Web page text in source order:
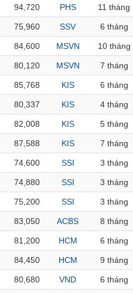
94,720 PHS 11 tháng
75,960 SSV 6 tháng
84,600 MSVN 10 tháng
80,120 MSVN 7 tháng
85,768 KIS 6 tháng
80,337 KIS 4 tháng
82,008 KIS 5 tháng
87,588 KIS 7 tháng
74,600 SSI 3 tháng
74,880 SSI 3 tháng
75,200 SSI 3 tháng
83,050 ACBS 8 tháng
81,200 HCM 6 tháng
84,450 HCM 9 tháng
80,680 VND 6 tháng